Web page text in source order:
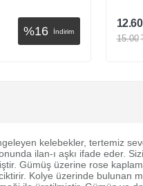
%16 İndirim
12.60
15.00
kelebekler, tertemiz
ilan-ı aşkı ifade
Gümüş üzerine rose
Kolye üzerinde bulunan